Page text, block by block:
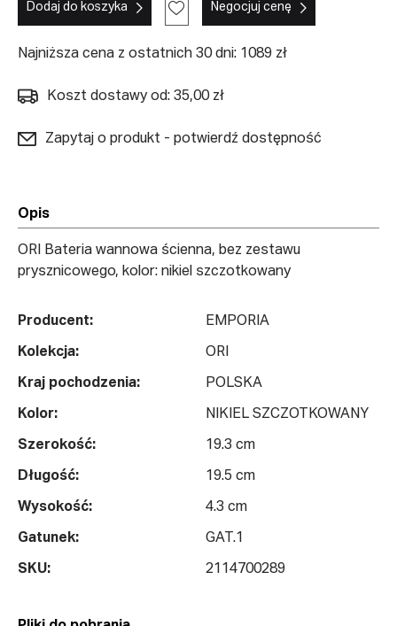
Dodaj do koszyka Negocjuj cenę
Najniższa cena z ostatnich 30 dni: 1089 zł
Koszt dostawy od: 35,00 zł
Zapytaj o produkt - potwierdź dostępność
Opis
ORI Bateria wannowa ścienna, bez zestawu
prysznicowego, kolor: nikiel szczotkowany
Producent: EMPORIA
Kolekcja: ORI
Kraj pochodzenia: POLSKA
Kolor: NIKIEL SZCZOTKOWANY
Szerokość: 19.3 cm
Długość: 19.5 cm
Wysokość: 4.3 cm
Gatunek: GAT.1
SKU: 2114700289